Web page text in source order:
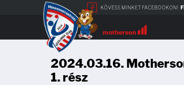
KÖVESS MINKET FACEBOOKON!
2024.03.16.
1. rész